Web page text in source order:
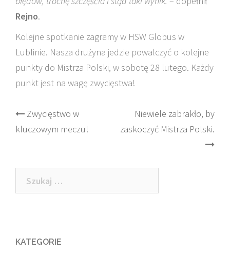
Rejno.
Kolejne spotkanie zagramy w HSW Globus w
Lublinie. Nasza drużyna jedzie powalczyć o kolejne
punkty do Mistrza Polski, w sobotę 28 lutego. Każdy
punkt jest na wagę zwycięstwa!
Post
navigation
Zwycięstwo w
kluczowym meczu!
Niewiele zabrakło, by
zaskoczyć Mistrza Polski.
Szukaj:
KATEGORIE